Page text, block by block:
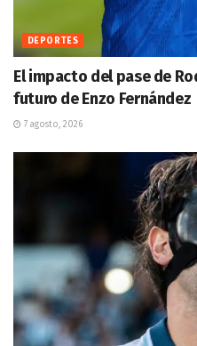
DEPORTES
El impacto del pase de
futuro de Enzo Fernández
7 agosto, 2026